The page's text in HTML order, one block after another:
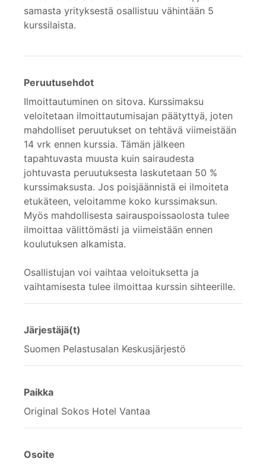
samasta yrityksestä osallistuu vähintään 5
kurssilaista.
Peruutusehdot
Ilmoittautuminen on sitova. Kurssimaksu
veloitetaan ilmoittautumisajan päätyttyä, joten
mahdolliset peruutukset on tehtävä viimeistään
14 vrk ennen kurssia. Tämän jälkeen
tapahtuvasta muusta kuin sairaudesta
johtuvasta peruutuksesta laskutetaan 50 %
kurssimaksusta. Jos poisjäännistä ei ilmoiteta
etukäteen, veloitamme koko kurssimaksun.
Myös mahdollisesta sairauspoissaolosta tulee
ilmoittaa välittömästi ja viimeistään ennen
koulutuksen alkamista.
Osallistujan voi vaihtaa veloituksetta ja
vaihtamisesta tulee ilmoittaa kurssin sihteerille.
Järjestäjä(t)
Suomen Pelastusalan Keskusjärjestö
Paikka
Original Sokos Hotel Vantaa
Osoite